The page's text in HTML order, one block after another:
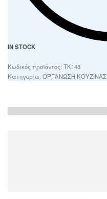
IN STOCK
ΤΚ148
Κατηγορία: ΟΡΓΑΝΩΣΗ ΚΟΥΖΙΝΑΣ